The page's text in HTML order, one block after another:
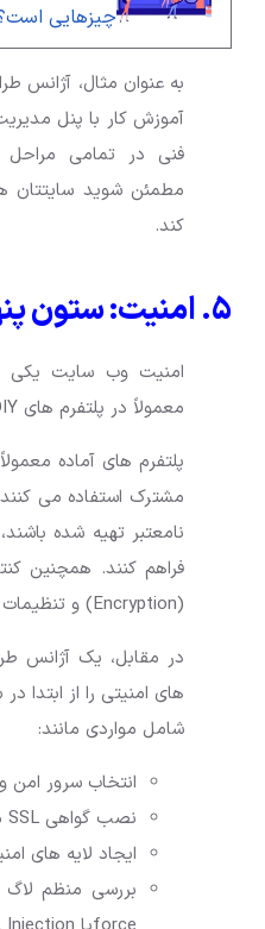
چیزهایی
به عنوان مثال، آژانس
آموزش کار با پنل
فنی در تمامی مراحل
مطمئن شوید سایتتان
کند.
۵. امنیت: ستون پنهان اما حیاتی
امنیت وب سایت یکی
معمولاً در پلتفرم های DIY نادیده گرفته می شود.
پلتفرم های آماده
مشترک استفاده می کنند
نامعتبر تهیه شده
فراهم کنند. همچنین
(Encryption) و تنظیمات امنیتی وجود دارد.
در مقابل، یک آژانس
های امنیتی را از ابتدا
شامل مواردی مانند:
انتخاب سرور
نصب گواهی SSL معتبر
ایجاد لایه های